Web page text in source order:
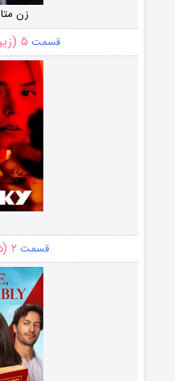
زن
قسمت ۵ (زیرنویس)
قسمت ۲ (دوبله)